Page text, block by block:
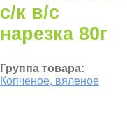
с/к в/с
нарезка 80г
Группа товара:
Копченое, вяленое